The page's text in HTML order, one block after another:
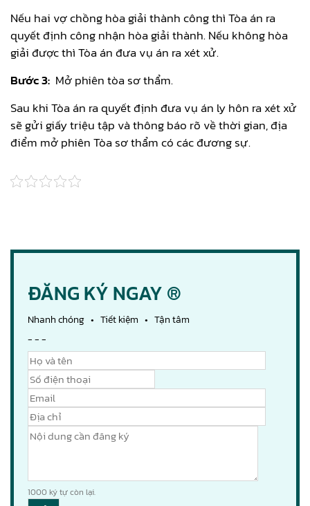
Nếu hai vợ chồng hòa giải thành công thì Tòa án ra
quyết định công nhận hòa giải thành. Nếu không hòa
giải được thì Tòa án đưa vụ án ra xét xử.
Bước 3: Mở phiên tòa sơ thẩm.
Sau khi Tòa án ra quyết định đưa vụ án ly hôn ra xét xử
sẽ gửi giấy triệu tập và thông báo rõ về thời gian, địa
điểm mở phiên Tòa sơ thẩm có các đương sự.
ĐĂNG KÝ NGAY ®
Nhanh chóng • Tiết kiệm • Tận tâm
- - -
1000 ký tự còn lại.